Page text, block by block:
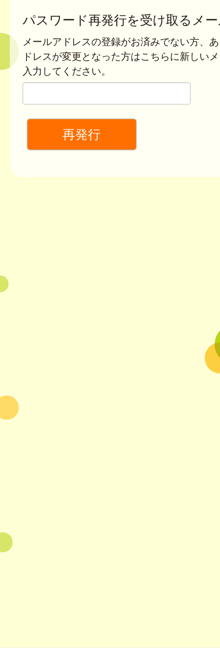
パスワード再発行を受け取るメ
メールアドレスの登録がお済みでない方、
ドレスが変更となった方はこちらに新しい
入力してください。